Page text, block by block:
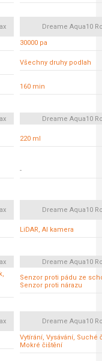
Dreame Aqua10
30000 pa
Všechny druhy podlah
160 min
Dreame Aqua10
220 ml
-
Dreame Aqua10
LiDAR, AI kamera
Dreame Aqua10
Senzor proti pádu ze
Senzor proti nárazu
Dreame Aqua10
Vytírání, Vysávání, Suché
Mokré čištění